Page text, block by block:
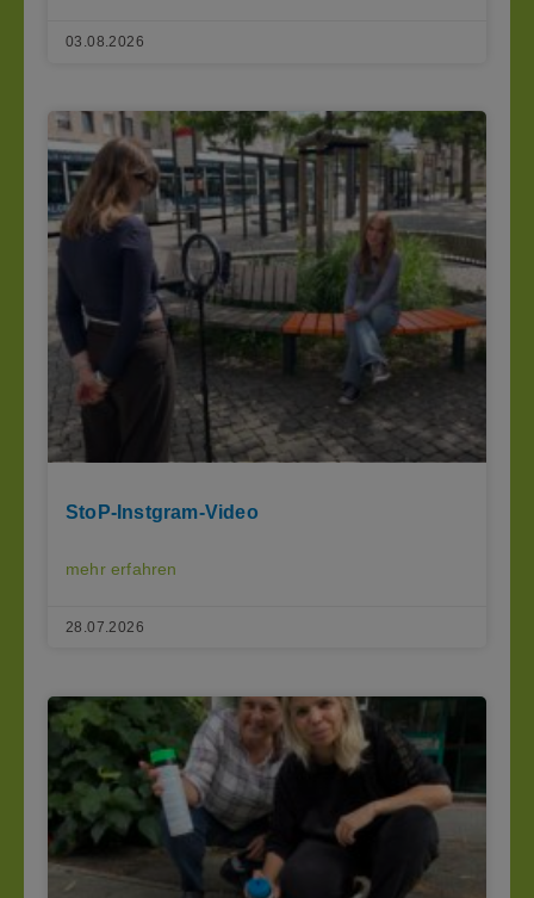
03.08.2026
StoP-Instgram-Video
mehr erfahren
28.07.2026